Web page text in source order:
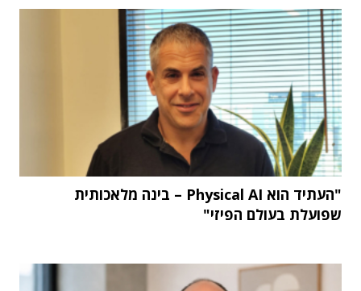
"העתיד הוא Physical AI – בינה מלאכותית
שפועלת בעולם הפיזי"